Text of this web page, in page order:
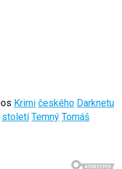
Krimi českého Darknetu
století Temný Tomáš